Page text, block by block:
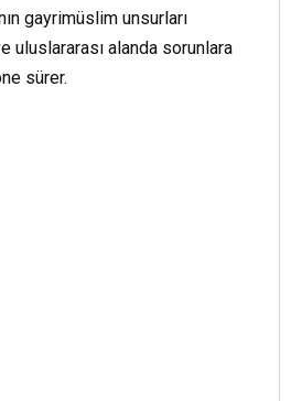
gayrimüslim unsurları
uluslararası alanda sorunlara
sürer.